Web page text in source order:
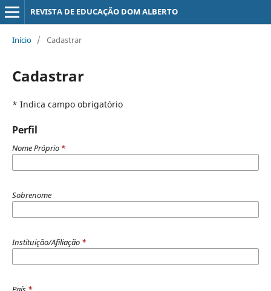
REVISTA DE EDUCAÇÃO DOM ALBERTO
Início / Cadastrar
Cadastrar
* Indica campo obrigatório
Perfil
Nome Próprio *
Sobrenome
Instituição/Afiliação *